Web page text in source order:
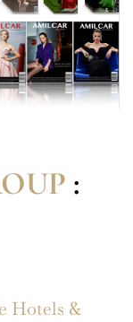
:
Hotels &